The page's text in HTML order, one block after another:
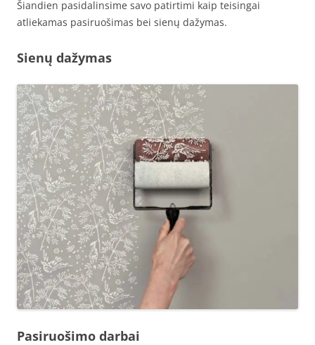
Šiandien pasidalinsime savo patirtimi kaip teisingai
atliekamas pasiruošimas bei sienų dažymas.
Sienų dažymas
Pasiruošimo darbai